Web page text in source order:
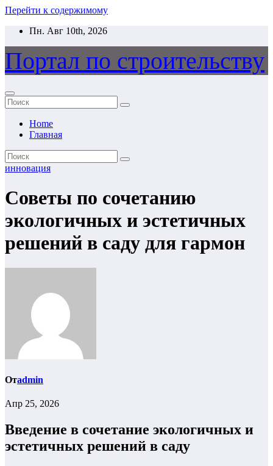
Перейти к содержимому
Пн. Авг 10th, 2026
Портал по строительству
Home
Главная
инновация
Советы по сочетанию
экологичных и эстетичных
решений в саду для гармон
Отadmin
Апр 25, 2026
Введение в сочетание экологичных и
эстетичных решений в саду